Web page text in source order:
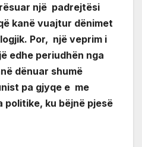
një padrejtësi
kanë vuajtur dënimet
Por, një veprim i
edhe periudhën nga
dënuar shumë
pa gjyqe e me
politike, ku bëjnë pjesë